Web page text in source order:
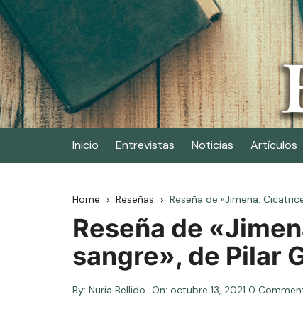
Skip
to
content
Elescritor.es
El periódico digital de los escritores
Inicio Entrevistas Noticias Artículos
Home Reseñas Reseña de «Jimena:
Reseña de
sangre», de Pilar
By: Nuria Bellido On: octubre 13, 2021 0